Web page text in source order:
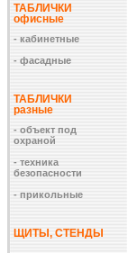
ТАБЛИЧКИ
офисные
- кабинетные
- фасадные
ТАБЛИЧКИ
разные
- объект под
охраной
- техника
безопасности
- прикольные
ЩИТЫ, СТЕНДЫ